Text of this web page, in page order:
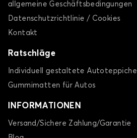
allgemeine Geschäftsbedingungen
Datenschutzrichtlinie / Cookies
Kontakt
Ratschläge
Individuell gestaltete Autoteppiche
Gummimatten für Autos
INFORMATIONEN
Versand/Sichere Zahlung/Garantie